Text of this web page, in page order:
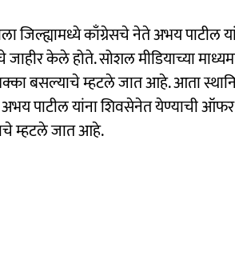
जिल्ह्यामध्ये काँग्रेसचे नेते अभय पाटील
केले होते. सोशल मीडियाच्या
बसल्याचे म्हटले जात आहे. आता
अभय पाटील यांना शिवसेनेत येण्याची
म्हटले जात आहे.